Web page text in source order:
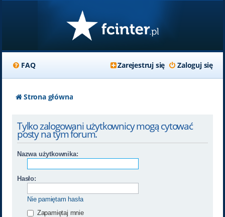
FAQ Zaloguj się
Zarejestruj się
Strona główna
Tylko zalogowani użytkownicy mogą cytować
posty na tym forum.
Nazwa użytkownika:
Hasło:
Nie pamiętam hasła
Zapamiętaj mnie